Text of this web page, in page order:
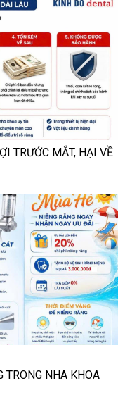
TRƯỚC MẮT, HẠI VỀ
TRONG NHA KHOA